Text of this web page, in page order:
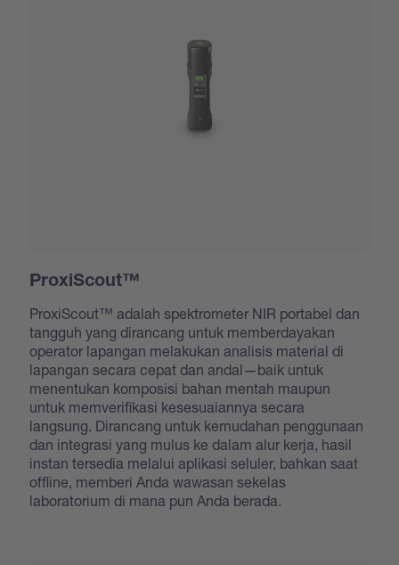
ProxiScout™
ProxiScout™ adalah spektrometer NIR portabel dan
tangguh yang dirancang untuk memberdayakan
operator lapangan melakukan analisis material di
lapangan secara cepat dan andal—baik untuk
menentukan komposisi bahan mentah maupun
untuk memverifikasi kesesuaiannya secara
langsung. Dirancang untuk kemudahan penggunaan
dan integrasi yang mulus ke dalam alur kerja, hasil
instan tersedia melalui aplikasi seluler, bahkan saat
offline, memberi Anda wawasan sekelas
laboratorium di mana pun Anda berada.